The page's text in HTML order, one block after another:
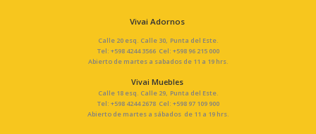
Vivai Adornos
Calle 20 esq. Calle 30, Punta del Este.
Tel: +598 4244 3566 Cel: +598 96 215 000
Abierto de martes a sabados de 11 a 19 hrs.
Vivai Muebles
Calle 18 esq. Calle 29, Punta del Este.
Tel: +598 4244 2678 Cel: +598 97 109 900
Abierto de martes a sábados de 11 a 19 hrs.